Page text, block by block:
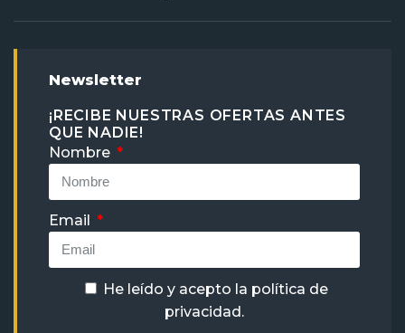
Newsletter
¡RECIBE NUESTRAS OFERTAS ANTES
QUE NADIE!
Nombre
Email
He leído y acepto la política de
privacidad.